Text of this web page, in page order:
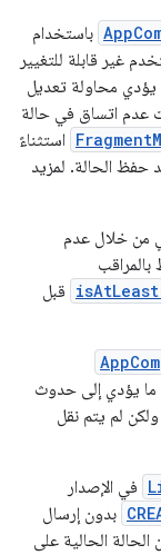
باستخدام
غير قابلة للتغيير
يؤدي محاولة تعديل
عدم اتساق في حالة
استثناءً
حفظ الحالة. لمزيد
من خلال عدم
بالمراقب
قبل
ما يؤدي إلى حدوث
لم يتم نقل
في الإصدار
بدون إرسال
الحالية على